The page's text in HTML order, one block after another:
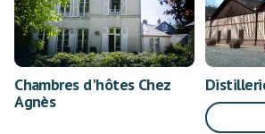
Chambres d'hôtes Chez
Agnès